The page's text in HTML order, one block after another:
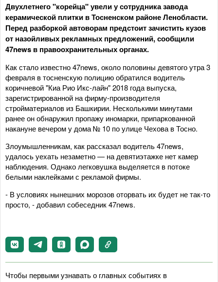
Двухлетнего "корейца" увели у сотрудника завода
керамической плитки в Тосненском районе Ленобласти.
Перед разборкой автоворам предстоит зачистить кузов
от назойливых рекламных предложений, сообщили
47news в правоохранительных органах.
Как стало известно 47news, около половины девятого утра 3
февраля в тосненскую полицию обратился водитель
коричневой "Киа Рио Икс-лайн" 2018 года выпуска,
зарегистрированной на фирму-производителя
стройматериалов из Башкирии. Несколькими минутами
ранее он обнаружил пропажу иномарки, припаркованной
накануне вечером у дома № 10 по улице Чехова в Тосно.
Злоумышленникам, как рассказал водитель 47news,
удалось уехать незаметно — на девятиэтажке нет камер
наблюдения. Однако легковушка выделяется в потоке
белыми наклейками с рекламой фирмы.
- В условиях нынешних морозов оторвать их будет не так-то
просто, - добавил собеседник 47news.
Чтобы первыми узнавать о главных событиях в